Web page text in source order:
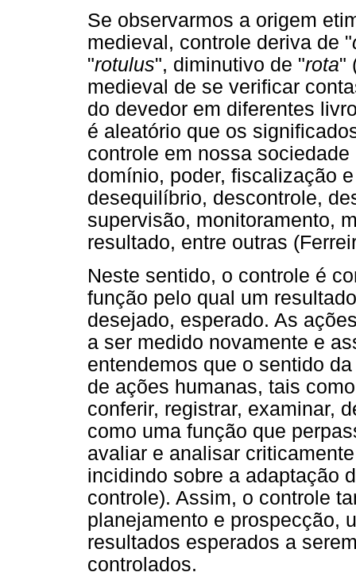
Se observarmos a origem
medieval, controle deriva de "
"rotulus", diminutivo de "rota"
medieval de se verificar
do devedor em diferentes
é aleatório que os
controle em nossa
domínio, poder, fiscalização
desequilíbrio, descontrole,
supervisão, monitoramento,
resultado, entre outras
Neste sentido, o controle é
função pelo qual um
desejado, esperado. As
a ser medido novamente e
entendemos que o sentido
de ações humanas, tais
conferir, registrar, examinar,
como uma função que
avaliar e analisar
incidindo sobre a adaptação
controle). Assim, o controle
planejamento e prospecção,
resultados esperados a
controlados.